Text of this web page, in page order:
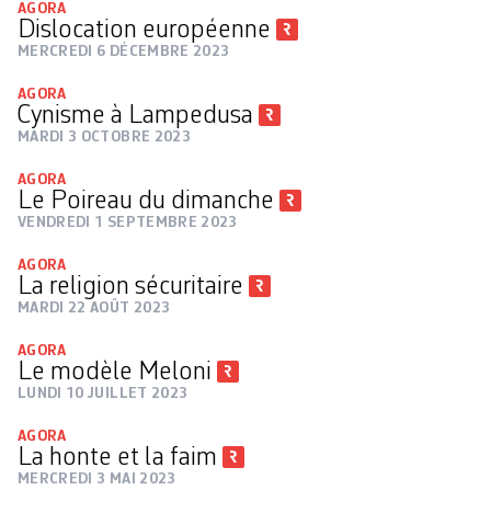
AGORA
Dislocation européenne
MERCREDI 6 DÉCEMBRE 2023
AGORA
Cynisme à Lampedusa
MARDI 3 OCTOBRE 2023
AGORA
Le Poireau du dimanche
VENDREDI 1 SEPTEMBRE 2023
AGORA
La religion sécuritaire
MARDI 22 AOÛT 2023
AGORA
Le modèle Meloni
LUNDI 10 JUILLET 2023
AGORA
La honte et la faim
MERCREDI 3 MAI 2023